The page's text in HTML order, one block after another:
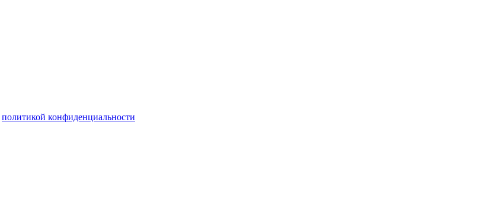
политикой конфиденциальности